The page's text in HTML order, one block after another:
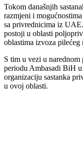
Tokom današnjih
razmjeni i
sa privrednicima iz
postoji u oblasti
oblastima izvoza pilećeg
S tim u vezi u
periodu Ambasadi BiH
organizaciju sastanka
u ovoj oblasti.